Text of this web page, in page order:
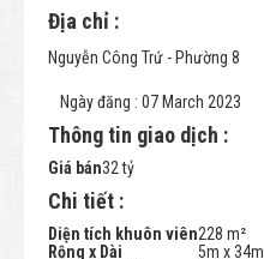
Địa chỉ :
Nguyễn Công Trứ - Phường 8
Ngày đăng : 07 March 2023
Thông tin giao dịch :
Giá bán32 tỷ
Chi tiết :
Diện tích khuôn viên228 m²
Rộng x Dài
5m x 34m